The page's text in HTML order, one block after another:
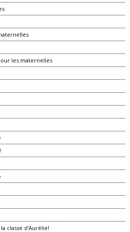
les maternelles
classe d'Aurélie!